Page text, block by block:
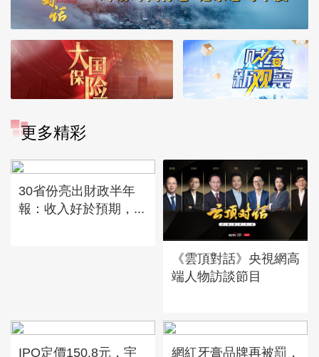
更多精彩
30省份亮出財政半年
報：收入好於預期，...
《雲頂對話》央視網高
端人物訪談節目
IPO定價150.8元，宇 網紅牙膏品牌再被罰，